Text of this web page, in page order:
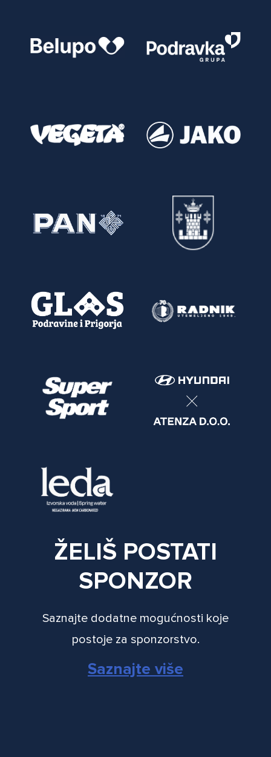
ŽELIŠ POSTATI
SPONZOR
Saznajte dodatne mogućnosti koje
postoje za sponzorstvo.
Saznajte više